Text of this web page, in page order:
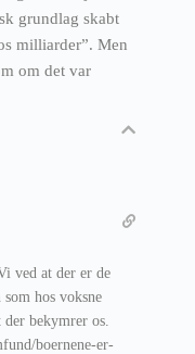
grundlag skabt
milliarder”. Men
om det var
ved at der er de
hos voksne
bekymrer os.
boernene-er-